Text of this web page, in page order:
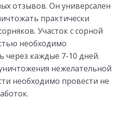
отзывов. Он универсален
практически
Участок с сорной
необходимо
через каждые 7-10 дней.
нежелательной
необходимо провести не